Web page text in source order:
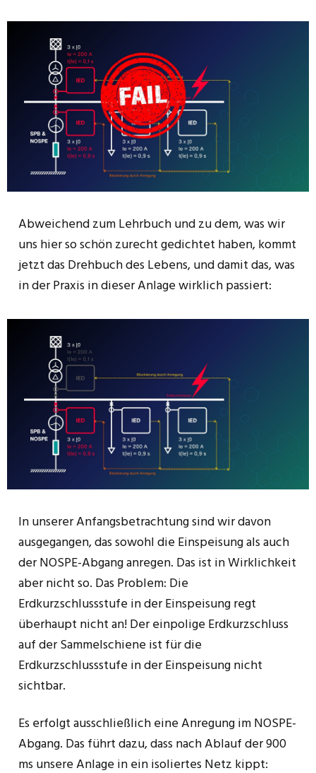
Abweichend zum Lehrbuch und zu dem, was wir
uns hier so schön zurecht gedichtet haben, kommt
jetzt das Drehbuch des Lebens, und damit das, was
in der Praxis in dieser Anlage wirklich passiert:
In unserer Anfangsbetrachtung sind wir davon
ausgegangen, das sowohl die Einspeisung als auch
der NOSPE-Abgang anregen. Das ist in Wirklichkeit
aber nicht so. Das Problem: Die
Erdkurzschlussstufe in der Einspeisung regt
überhaupt nicht an! Der einpolige Erdkurzschluss
auf der Sammelschiene ist für die
Erdkurzschlussstufe in der Einspeisung nicht
sichtbar.
Es erfolgt ausschließlich eine Anregung im NOSPE-
Abgang. Das führt dazu, dass nach Ablauf der 900
ms unsere Anlage in ein isoliertes Netz kippt: